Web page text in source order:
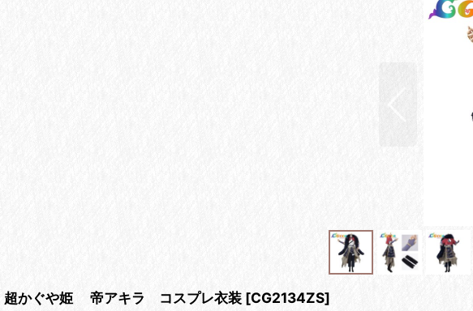
超かぐや姫 帝アキラ コスプレ衣装 [CG2134ZS]